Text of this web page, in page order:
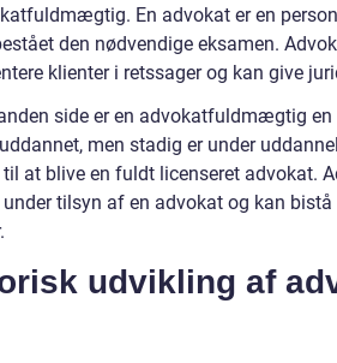
En advokat er en
den nødvendige eksamen.
klienter i retssager og kan give
side er en advokatfuldmægtig en
men stadig er under
at blive en fuldt licenseret advokat.
tilsyn af en advokat og kan
udvikling af